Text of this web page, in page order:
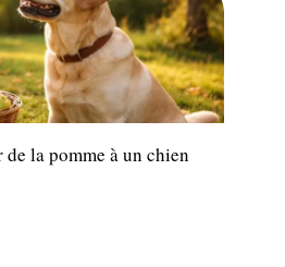
la pomme à un chien